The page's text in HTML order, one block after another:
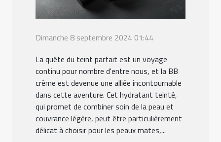
Dimanche 8 septembre 2024 01:44
La quête du teint parfait est un voyage
continu pour nombre d'entre nous, et la BB
crème est devenue une alliée incontournable
dans cette aventure. Cet hydratant teinté,
qui promet de combiner soin de la peau et
couvrance légère, peut être particulièrement
délicat à choisir pour les peaux mates,...